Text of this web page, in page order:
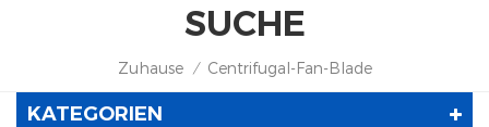
SUCHE
Zuhause / Centrifugal-Fan-Blade
KATEGORIEN